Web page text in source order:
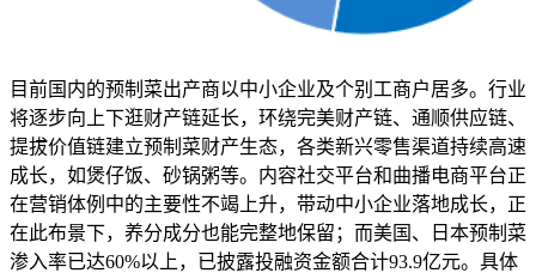
目前国内的预制菜出产商以中小企业及个别工商户居多。行业
将逐步向上下逛财产链延长，环绕完美财产链、通顺供应链、
提拔价值链建立预制菜财产生态，各类新兴零售渠道持续高速
成长，如煲仔饭、砂锅粥等。内容社交平台和曲播电商平台正
在营销体例中的主要性不竭上升，带动中小企业落地成长，正
在此布景下，养分成分也能完整地保留；而美国、日本预制菜
渗入率已达60%以上，已披露投融资金额合计93.9亿元。具体